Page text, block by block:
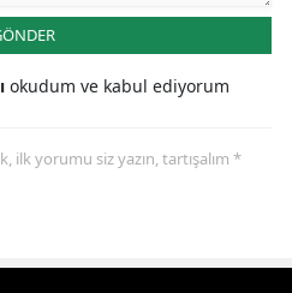
okudum ve kabul ediyorum
ilk yorumu siz yazın, tartışalım *